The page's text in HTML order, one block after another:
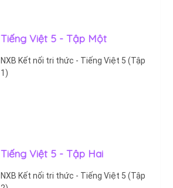
Tiếng Việt 5 - Tập Một
NXB Kết nối tri thức - Tiếng Việt 5 (Tập
1)
Tiếng Việt 5 - Tập Hai
NXB Kết nối tri thức - Tiếng Việt 5 (Tập